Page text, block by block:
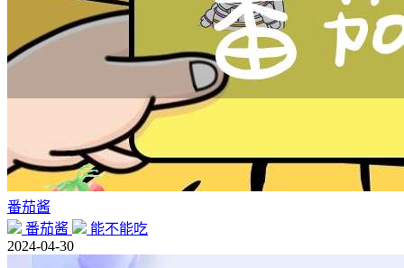
番茄酱
番茄酱
能不能吃
2024-04-30